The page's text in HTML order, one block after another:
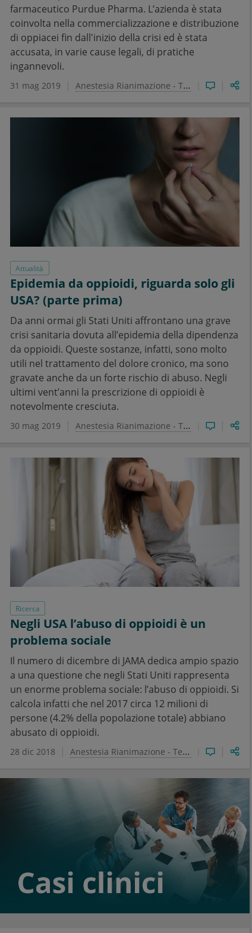
farmaceutico Purdue Pharma. L’azienda è stata
coinvolta nella commercializzazione e distribuzione
di oppiacei fin dall'inizio della crisi ed è stata
accusata, in varie cause legali, di pratiche
ingannevoli.
31 mag 2019 Anestesia Rianimazione - Terapia Intensiva e del dolore
Attualità
Epidemia da oppioidi, riguarda solo gli
USA? (parte prima)
Da anni ormai gli Stati Uniti affrontano una grave
crisi sanitaria dovuta all’epidemia della dipendenza
da oppioidi. Queste sostanze, infatti, sono molto
utili nel trattamento del dolore cronico, ma sono
gravate anche da un forte rischio di abuso. Negli
ultimi vent’anni la prescrizione di oppioidi è
notevolmente cresciuta.
30 mag 2019 Anestesia Rianimazione - Terapia Intensiva e del dolore
Ricerca
Negli USA l’abuso di oppioidi è un
problema sociale
Il numero di dicembre di JAMA dedica ampio spazio
a una questione che negli Stati Uniti rappresenta
un enorme problema sociale: l’abuso di oppioidi. Si
calcola infatti che nel 2017 circa 12 milioni di
persone (4.2% della popolazione totale) abbiano
abusato di oppioidi.
28 dic 2018 Anestesia Rianimazione - Terapia Intensiva e del dolore